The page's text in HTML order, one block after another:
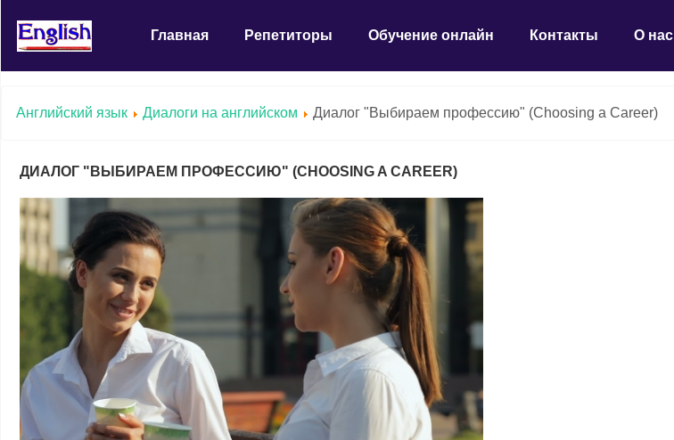
Главная Репетиторы Обучение онлайн Контакты О нас
Английский язык Диалоги на английском Диалог "Выбираем профессию" (Choosing a Career)
ДИАЛОГ "ВЫБИРАЕМ ПРОФЕССИЮ" (CHOOSING A CAREER)